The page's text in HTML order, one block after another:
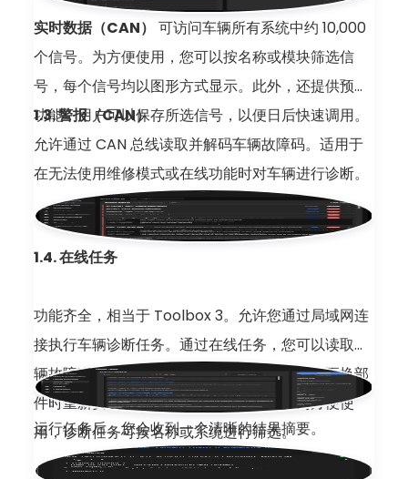
实时数据（CAN） 可访问车辆所有系统中约 10,000
个信号。为方便使用，您可以按名称或模块筛选信
号，每个信号均以图形方式显示。此外，还提供预设
功能，用户可以保存所选信号，以便日后快速调用。
1.3. 警报（CAN）
允许通过 CAN 总线读取并解码车辆故障码。适用于
在无法使用维修模式或在线功能时对车辆进行诊断。
1.4. 在线任务
功能齐全，相当于 Toolbox 3。允许您通过局域网连
接执行车辆诊断任务。通过在线任务，您可以读取车
辆故障码；对各系统执行测试、校准和适配；更换部
件时重新安装车辆软件；以及更多操作。为方便使
用，诊断任务可按名称或系统进行筛选。
运行任务后，您会收到一个清晰的结果摘要。